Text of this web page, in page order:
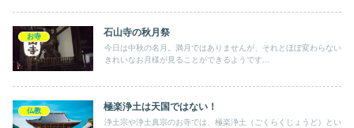
お寺 石山寺の秋月祭
今日は中秋の名月。満月ではありませんが、それとほぼ変わらない
きれいなお月様が見ることができるようです...
仏教 極楽浄土は天国ではない！
浄土宗や浄土真宗のお寺では、極楽浄土（ごくらくじょうど）とい